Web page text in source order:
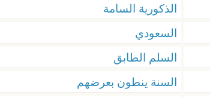
الذكورية السامة
السعودي
السلم الطابق
السنة ينطون بعرضهم